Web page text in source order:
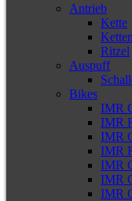
Antrieb
Kette
Ritzel
Auspuff
Bikes
IMR
IMR
IMR
IMR
IMR
IMR
IMR